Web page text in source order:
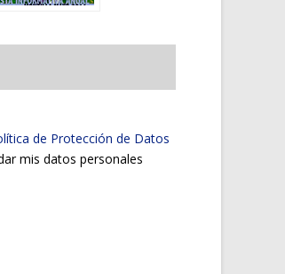
de Protección de Datos
mis datos personales